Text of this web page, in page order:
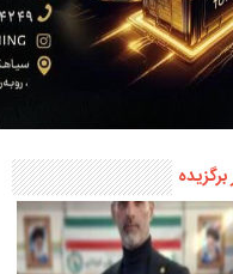
برگزیده